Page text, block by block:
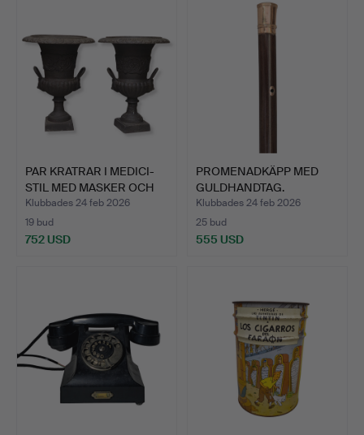
PAR KRATRAR I MEDICI-
STIL MED MASKER OCH
S…
Klubbades 24 feb 2026
19 bud
752 USD
PROMENADKÄPP MED
GULDHANDTAG.
Klubbades 24 feb 2026
25 bud
555 USD